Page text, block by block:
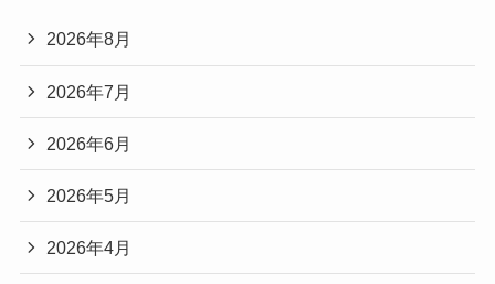
2026年8月
2026年7月
2026年6月
2026年5月
2026年4月